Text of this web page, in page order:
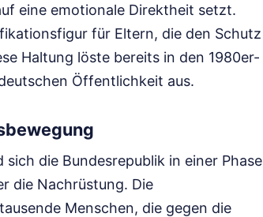
eine emotionale Direktheit setzt.
für Eltern, die den Schutz
Haltung löste bereits in den 1980er-
Öffentlichkeit aus.
die Bundesrepublik in einer Phase
die Nachrüstung. Die
Menschen, die gegen die